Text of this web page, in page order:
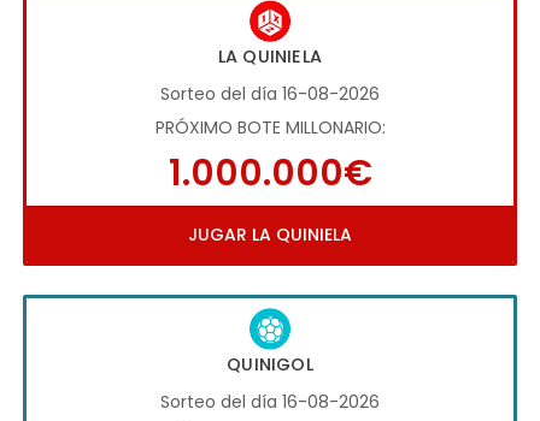
LA QUINIELA
Sorteo del día 16-08-2026
PRÓXIMO BOTE MILLONARIO:
1.000.000€
JUGAR LA QUINIELA
QUINIGOL
Sorteo del día 16-08-2026